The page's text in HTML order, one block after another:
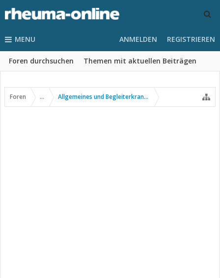
MENU
Foren durchsuchen Themen mit aktuellen Beiträgen
ANMELDEN REGISTRIEREN
Foren ... Allgemeines und Begleiterkrankungen